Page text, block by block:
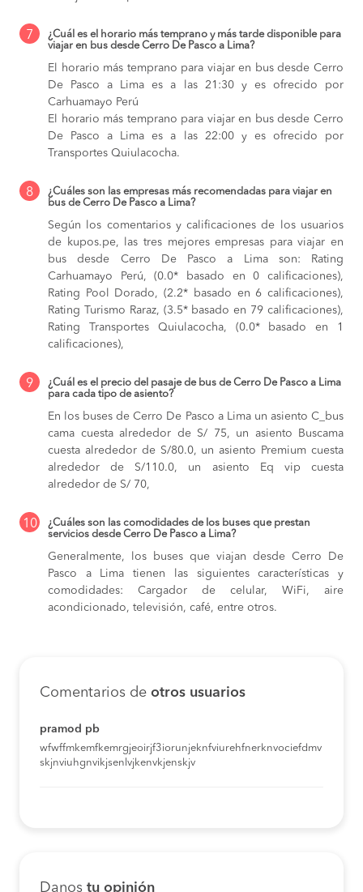
7
¿Cuál es el horario más temprano y más tarde disponible para
viajar en bus desde Cerro De Pasco a Lima?
El horario más temprano para viajar en bus desde Cerro
De Pasco a Lima es a las 21:30 y es ofrecido por
Carhuamayo Perú
El horario más temprano para viajar en bus desde Cerro
De Pasco a Lima es a las 22:00 y es ofrecido por
Transportes Quiulacocha.
8
¿Cuáles son las empresas más recomendadas para viajar en
bus de Cerro De Pasco a Lima?
Según los comentarios y calificaciones de los usuarios
de kupos.pe, las tres mejores empresas para viajar en
bus desde Cerro De Pasco a Lima son: Rating
Carhuamayo Perú, (0.0* basado en 0 calificaciones),
Rating Pool Dorado, (2.2* basado en 6 calificaciones),
Rating Turismo Raraz, (3.5* basado en 79 calificaciones),
Rating Transportes Quiulacocha, (0.0* basado en 1
calificaciones),
9
¿Cuál es el precio del pasaje de bus de Cerro De Pasco a Lima
para cada tipo de asiento?
En los buses de Cerro De Pasco a Lima un asiento C_bus
cama cuesta alrededor de S/ 75, un asiento Buscama
cuesta alrededor de S/80.0, un asiento Premium cuesta
alrededor de S/110.0, un asiento Eq vip cuesta
alrededor de S/ 70,
10
¿Cuáles son las comodidades de los buses que prestan
servicios desde Cerro De Pasco a Lima?
Generalmente, los buses que viajan desde Cerro De
Pasco a Lima tienen las siguientes características y
comodidades: Cargador de celular, WiFi, aire
acondicionado, televisión, café, entre otros.
Comentarios de otros usuarios
pramod pb
wfwffmkemfkemrgjeoirjf3iorunjeknfviurehfnerknvociefdmv
skjnviuhgnvikjsenlvjkenvkjenskjv
Danos tu opinión